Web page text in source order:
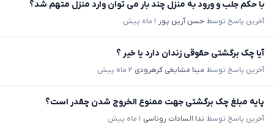
با حکم جلب و ورود به منزل چند بار می توان وارد منزل متهم شد؟
آخرین پاسخ توسط حسن آرین پور ۱ ماه پیش
آیا چک برگشتی حقوقی زندان دارد یا خیر ؟
آخرین پاسخ توسط مینا مشایخی کرهرودی ۲ ماه پیش
پایه مبلغ چک برگشتی جهت ممنوع الخروج شدن چقدر است؟
آخرین پاسخ توسط ندا السادات روناسی ۱ ماه پیش